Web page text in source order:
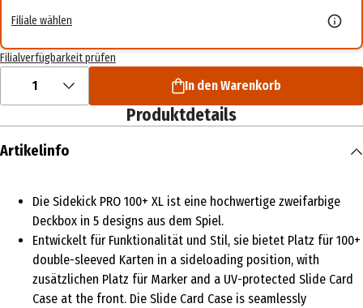
Filiale wählen
Filialverfügbarkeit prüfen
1 In den Warenkorb
Produktdetails
Artikelinfo
Die Sidekick PRO 100+ XL ist eine hochwertige zweifarbige
Deckbox in 5 designs aus dem Spiel.
Entwickelt für Funktionalität und Stil, sie bietet Platz für 100+
double-sleeved Karten in a sideloading position, with
zusätzlichen Platz für Marker and a UV-protected Slide Card
Case at the front. Die Slide Card Case is seamlessly